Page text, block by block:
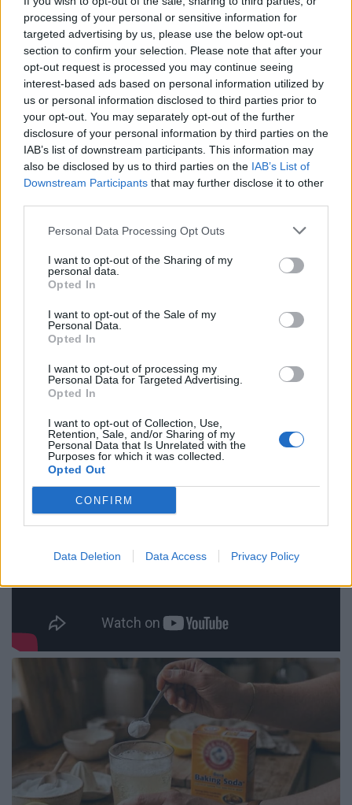
processing of your personal or sensitive information for
targeted advertising by us, please use the below opt-out
section to confirm your selection. Please note that after your
opt-out request is processed you may continue seeing
interest-based ads based on personal information utilized by
us or personal information disclosed to third parties prior to
your opt-out. You may separately opt-out of the further
disclosure of your personal information by third parties on the
IAB’s list of downstream participants. This information may
also be disclosed by us to third parties on the IAB’s List of
Downstream Participants that may further disclose it to other
Personal Data Processing Opt Outs
I want to opt-out of the Sharing of my
personal data.
Opted In
I want to opt-out of the Sale of my
Personal Data.
Opted In
I want to opt-out of processing my
Personal Data for Targeted Advertising.
Opted In
I want to opt-out of Collection, Use,
Retention, Sale, and/or Sharing of my
Personal Data that Is Unrelated with the
Purposes for which it was collected.
Opted Out
CONFIRM
Data Deletion Data Access Privacy Policy
Arbitro:Luc Ramos (France)
Assistenti:Angus Gardner (Australia), Gianluca
Gnecchi (Italy)
TMO:Mike Adamson (Scotland)
FPRO:Olly Hodges (Ireland)
➡️Guarda il video Argentina - Inghilterracon
la meta finale di Van Poortvliet e tutti gli
highlights della partita!
Video Highlights di
Argentina - Inghilterra 17-